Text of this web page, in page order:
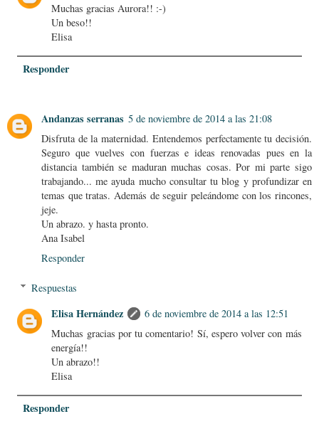
Muchas gracias Aurora!! :-)
Un beso!!
Elisa
Responder
Andanzas serranas 5 de noviembre de 2014 a las 21:08
Disfruta de la maternidad. Entendemos perfectamente tu decisión.
Seguro que vuelves con fuerzas e ideas renovadas pues en la
distancia también se maduran muchas cosas. Por mi parte sigo
trabajando... me ayuda mucho consultar tu blog y profundizar en
temas que tratas. Además de seguir peleándome con los rincones,
jeje.
Un abrazo. y hasta pronto.
Ana Isabel
Responder
Respuestas
Elisa Hernández
6 de noviembre de 2014 a las 12:51
Muchas gracias por tu comentario! Sí, espero volver con más
energía!!
Un abrazo!!
Elisa
Responder